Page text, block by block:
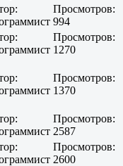
Просмотров:
994
Просмотров:
1270
Просмотров:
1370
Просмотров:
2587
Просмотров:
2600